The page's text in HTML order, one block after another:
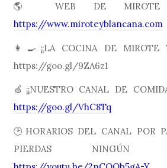
🌎 WEB DE MIROTE
https://www.miroteyblancana.com
👩🍳¡¡LA COCINA DE MIROTE
https://goo.gl/9ZA6z1
🍏¡¡NUESTRO CANAL DE
https://goo.gl/VhC8Tq
🕑HORARIOS DEL CANAL POR
PIERDAS